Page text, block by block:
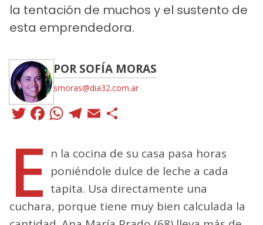
la tentación de muchos y el sustento de
esta emprendedora.
POR SOFÍA MORAS
smoras@dia32.com.ar
Twitter
Facebook
WhatsApp
Telegram
Email
E n la cocina de su casa pasa horas
poniéndole dulce de leche a cada
tapita. Usa directamente una
cuchara, porque tiene muy bien calculada la